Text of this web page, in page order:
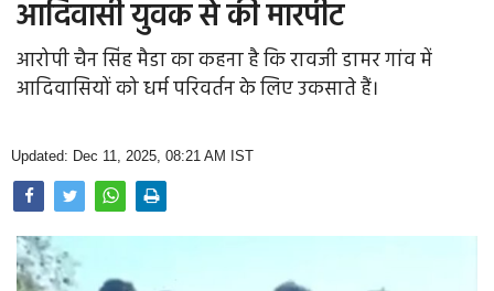
Political Gossips
Farm & Food
Health & Lifestyle
Photo Gallery
Home
आदिवासी युवक से की मारपीट
आरोपी चैन सिंह मैडा का कहना है कि रावजी डामर गांव में
आदिवासियों को धर्म परिवर्तन के लिए उकसाते हैं।
Updated: Dec 11, 2025, 08:21 AM IST